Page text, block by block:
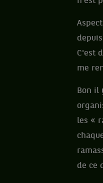
C'est
me
Bon il
les «
de ce